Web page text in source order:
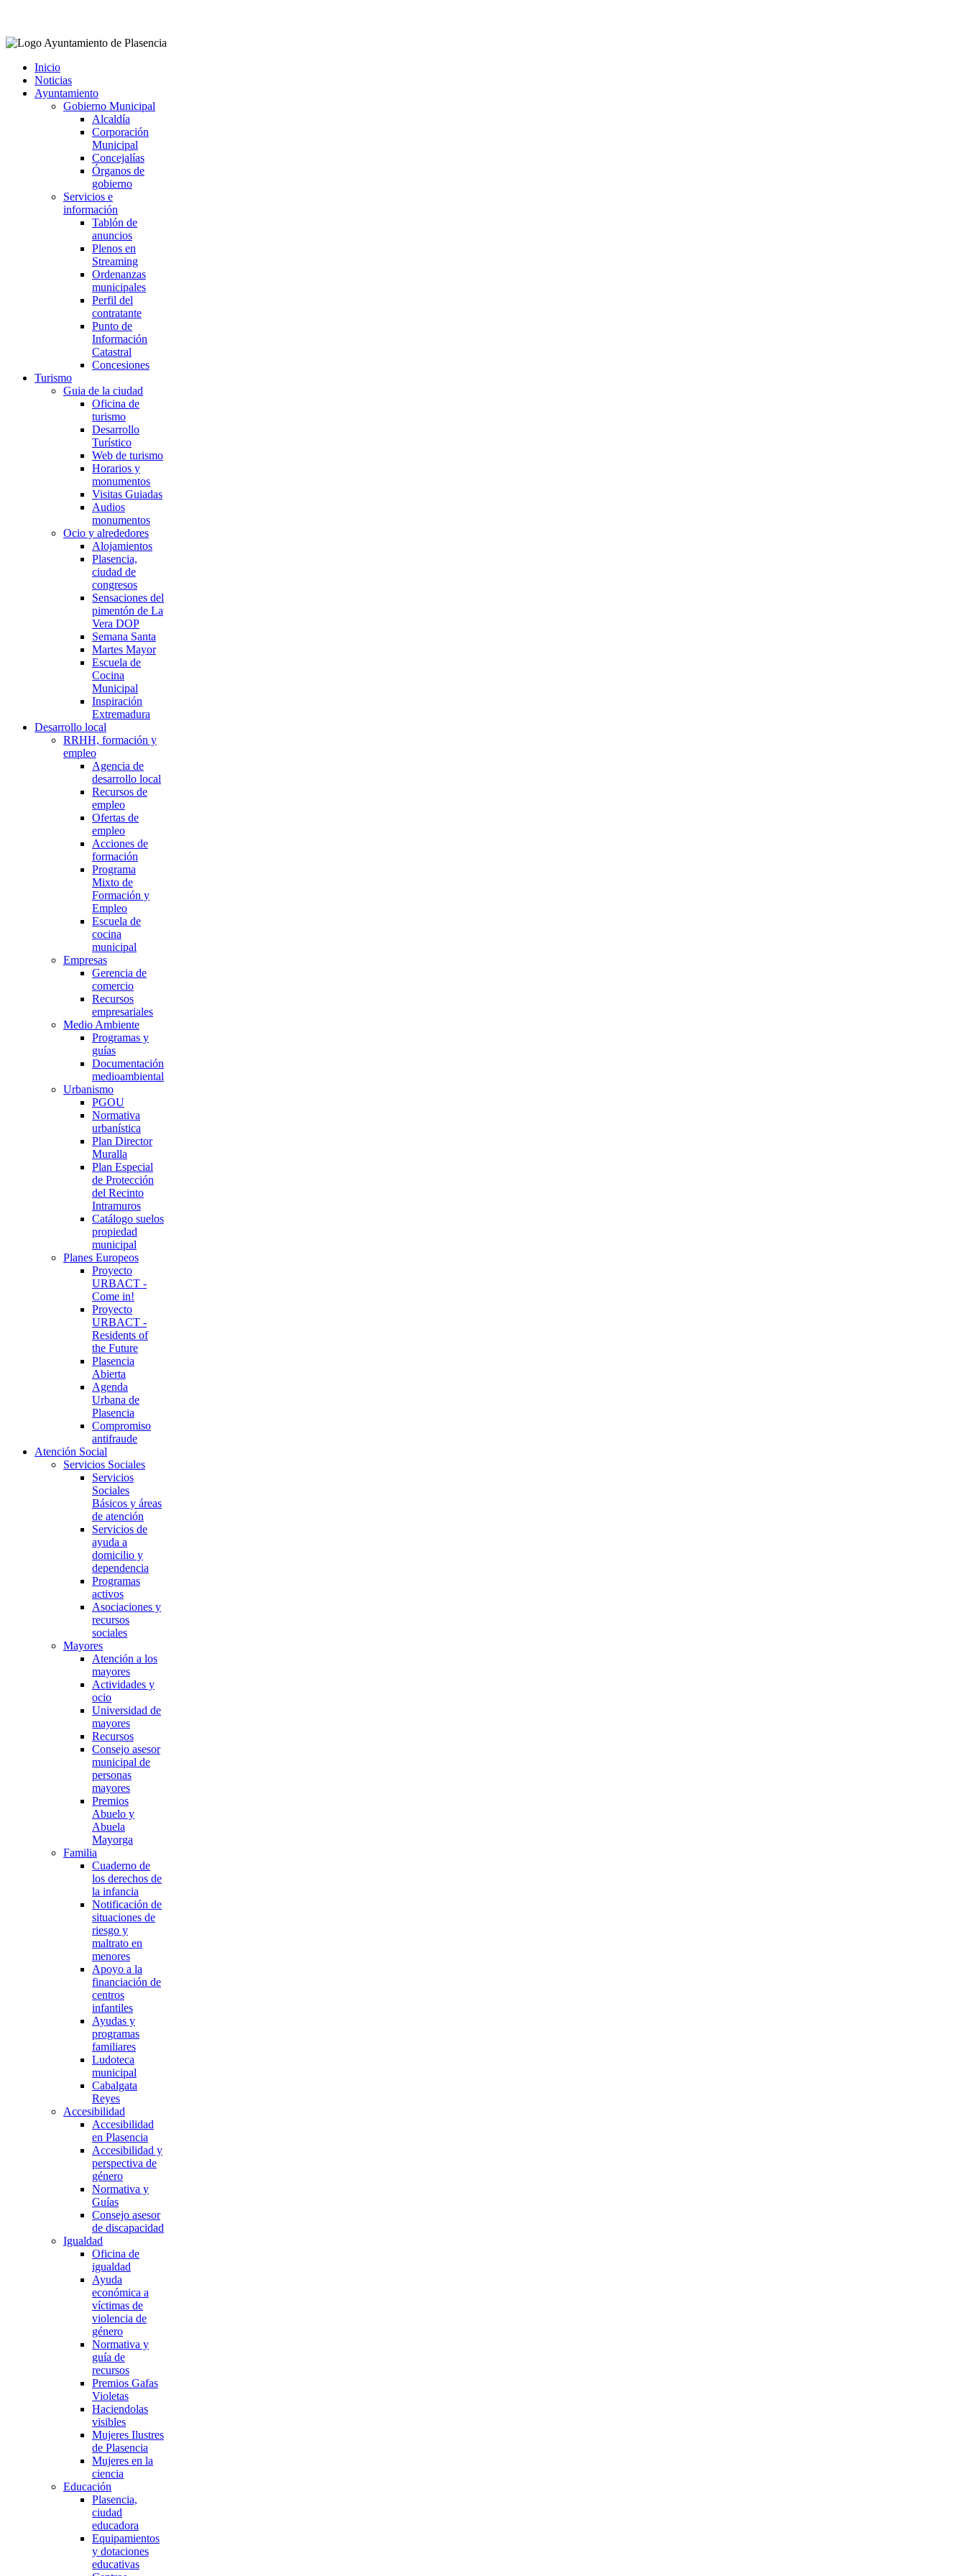
Inicio
Noticias
Ayuntamiento
Gobierno Municipal
Alcaldía
Corporación
Municipal
Concejalías
Órganos de
gobierno
Servicios e
información
Tablón de
anuncios
Plenos en
Streaming
Ordenanzas
municipales
Perfil del
contratante
Punto de
Información
Catastral
Concesiones
Turismo
Guia de la ciudad
Oficina de
turismo
Desarrollo
Turístico
Web de turismo
Horarios y
monumentos
Visitas Guiadas
Audios
monumentos
Ocio y alrededores
Alojamientos
Plasencia,
ciudad de
congresos
Sensaciones del
pimentón de La
Vera DOP
Semana Santa
Martes Mayor
Escuela de
Cocina
Municipal
Inspiración
Extremadura
Desarrollo local
RRHH, formación y
empleo
Agencia de
desarrollo local
Recursos de
empleo
Ofertas de
empleo
Acciones de
formación
Programa
Mixto de
Formación y
Empleo
Escuela de
cocina
municipal
Empresas
Gerencia de
comercio
Recursos
empresariales
Medio Ambiente
Programas y
guías
Documentación
medioambiental
Urbanismo
PGOU
Normativa
urbanística
Plan Director
Muralla
Plan Especial
de Protección
del Recinto
Intramuros
Catálogo suelos
propiedad
municipal
Planes Europeos
Proyecto
URBACT -
Come in!
Proyecto
URBACT -
Residents of
the Future
Plasencia
Abierta
Agenda
Urbana de
Plasencia
Compromiso
antifraude
Atención Social
Servicios Sociales
Servicios
Sociales
Básicos y áreas
de atención
Servicios de
ayuda a
domicilio y
dependencia
Programas
activos
Asociaciones y
recursos
sociales
Mayores
Atención a los
mayores
Actividades y
ocio
Universidad de
mayores
Recursos
Consejo asesor
municipal de
personas
mayores
Premios
Abuelo y
Abuela
Mayorga
Familia
Cuaderno de
los derechos de
la infancia
Notificación de
situaciones de
riesgo y
maltrato en
menores
Apoyo a la
financiación de
centros
infantiles
Ayudas y
programas
familiares
Ludoteca
municipal
Cabalgata
Reyes
Accesibilidad
Accesibilidad
en Plasencia
Accesibilidad y
perspectiva de
género
Normativa y
Guías
Consejo asesor
de discapacidad
Igualdad
Oficina de
igualdad
Ayuda
económica a
víctimas de
violencia de
género
Normativa y
guía de
recursos
Premios Gafas
Violetas
Haciendolas
visibles
Mujeres Ilustres
de Plasencia
Mujeres en la
ciencia
Educación
Plasencia,
ciudad
educadora
Equipamientos
y dotaciones
educativas